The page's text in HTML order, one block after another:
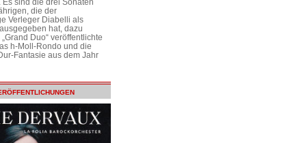
Es sind die drei Sonaten
die der
Verleger Diabelli als
hat, dazu
Duo“ veröffentlichte
h-Moll-Rondo und die
Fantasie aus dem Jahr